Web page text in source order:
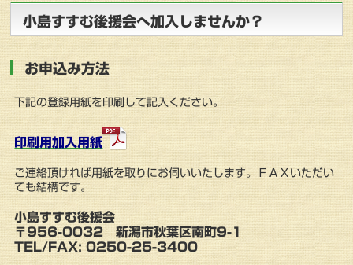
小島すすむ後援会へ加入しませんか？
お申込み方法
下記の登録用紙を印刷して記入ください。
印刷用加入用紙
ご連絡頂ければ用紙を取りにお伺いいたします。ＦＡＸいただい
ても結構です。
小島すすむ後援会
〒956-0032 新潟市秋葉区南町9-1
TEL/FAX: 0250-25-3400